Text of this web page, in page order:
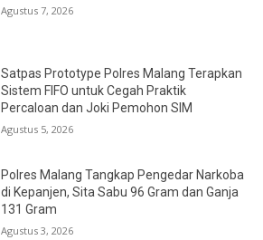
Agustus 7, 2026
Satpas Prototype Polres Malang Terapkan
Sistem FIFO untuk Cegah Praktik
Percaloan dan Joki Pemohon SIM
Agustus 5, 2026
Polres Malang Tangkap Pengedar Narkoba
di Kepanjen, Sita Sabu 96 Gram dan Ganja
131 Gram
Agustus 3, 2026